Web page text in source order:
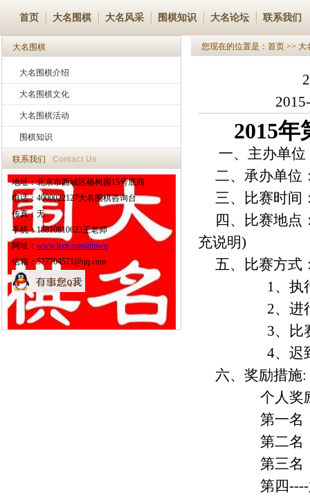
首页 大名围棋 大名风采 围棋知识 大名论坛 联系我们
大名围棋
大名围棋介绍
大名围棋文化
大名围棋活动
围棋知识
联系我们 Contact Us
地址：北京市西城区椿树园15号底商
电话：4000022127大名围棋咨询台
传真：无
手机：18810810623王老师
网址： www.hxtt.com/dmwq
信箱：577704571@qq.com
您现在的位置是： 首页 >> 大
2015
一、主办单
二、承办单位
三、比赛时间
四、比赛地点
充说明)
五、比赛方式
1、执行中
2、进行九
3、比赛采
4、迟到15
六、奖励措施:
个人奖励
第一名：
第二名：
第三名：
第四----六